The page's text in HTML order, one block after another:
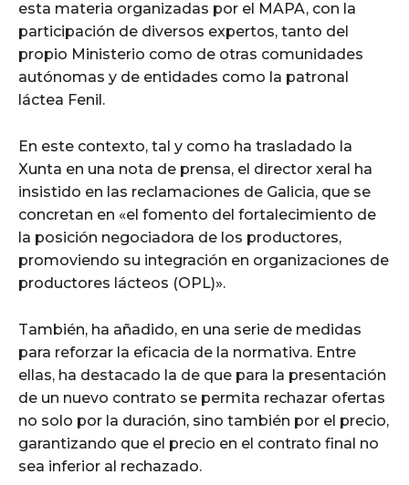
esta materia organizadas por el MAPA, con la
participación de diversos expertos, tanto del
propio Ministerio como de otras comunidades
autónomas y de entidades como la patronal
láctea Fenil.
En este contexto, tal y como ha trasladado la
Xunta en una nota de prensa, el director xeral ha
insistido en las reclamaciones de Galicia, que se
concretan en «el fomento del fortalecimiento de
la posición negociadora de los productores,
promoviendo su integración en organizaciones de
productores lácteos (OPL)».
También, ha añadido, en una serie de medidas
para reforzar la eficacia de la normativa. Entre
ellas, ha destacado la de que para la presentación
de un nuevo contrato se permita rechazar ofertas
no solo por la duración, sino también por el precio,
garantizando que el precio en el contrato final no
sea inferior al rechazado.